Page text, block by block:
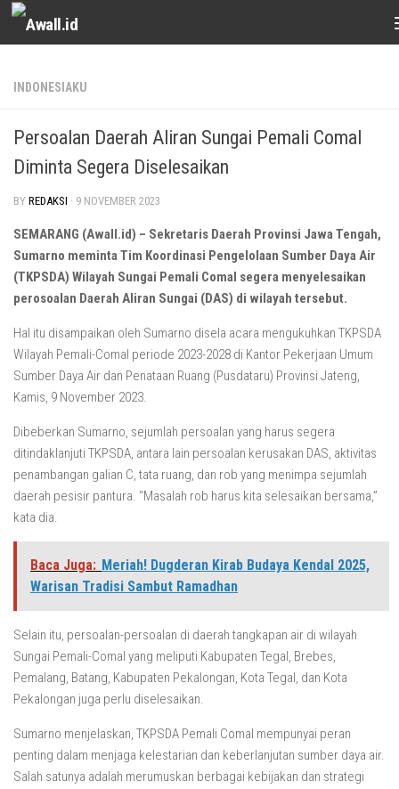
Skip to content
INDONESIAKU
Persoalan Daerah Aliran Sungai Pemali Comal
Diminta Segera Diselesaikan
BY REDAKSI · 9 NOVEMBER 2023
SEMARANG (Awall.id) – Sekretaris Daerah Provinsi Jawa Tengah,
Sumarno meminta Tim Koordinasi Pengelolaan Sumber Daya Air
(TKPSDA) Wilayah Sungai Pemali Comal segera menyelesaikan
perosoalan Daerah Aliran Sungai (DAS) di wilayah tersebut.
Hal itu disampaikan oleh Sumarno disela acara mengukuhkan TKPSDA
Wilayah Pemali-Comal periode 2023-2028 di Kantor Pekerjaan Umum
Sumber Daya Air dan Penataan Ruang (Pusdataru) Provinsi Jateng,
Kamis, 9 November 2023.
Dibeberkan Sumarno, sejumlah persoalan yang harus segera
ditindaklanjuti TKPSDA, antara lain persoalan kerusakan DAS, aktivitas
penambangan galian C, tata ruang, dan rob yang menimpa sejumlah
daerah pesisir pantura. “Masalah rob harus kita selesaikan bersama,”
kata dia.
Baca Juga: Meriah! Dugderan Kirab Budaya Kendal 2025,
Warisan Tradisi Sambut Ramadhan
Selain itu, persoalan-persoalan di daerah tangkapan air di wilayah
Sungai Pemali-Comal yang meliputi Kabupaten Tegal, Brebes,
Pemalang, Batang, Kabupaten Pekalongan, Kota Tegal, dan Kota
Pekalongan juga perlu diselesaikan.
Sumarno menjelaskan, TKPSDA Pemali Comal mempunyai peran
penting dalam menjaga kelestarian dan keberlanjutan sumber daya air.
Salah satunya adalah merumuskan berbagai kebijakan dan strategi